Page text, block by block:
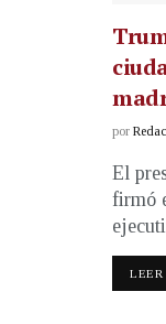
por
El
firmó
LEER